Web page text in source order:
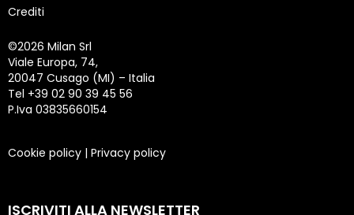
Crediti
©2026 Milan Srl
Viale Europa, 74,
20047 Cusago (MI) – Italia
Tel +39 02 90 39 45 56
P.Iva 03835660154
Cookie policy | Privacy policy
ISCRIVITI ALLA NEWSLETTER